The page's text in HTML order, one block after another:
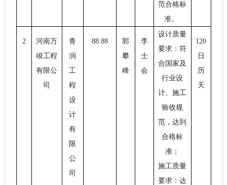
范合格标
准。
2
河南万
竣工程
有限公
司
青
润
工
程
设
计
有
限
公
司
88.88
郭
攀
峰
李
士
会
设计质量
要求：符
合国家及
行业设
计、施工
验收规
范，达到
合格标
准；
施工质量
要求：达
120
日
历
天